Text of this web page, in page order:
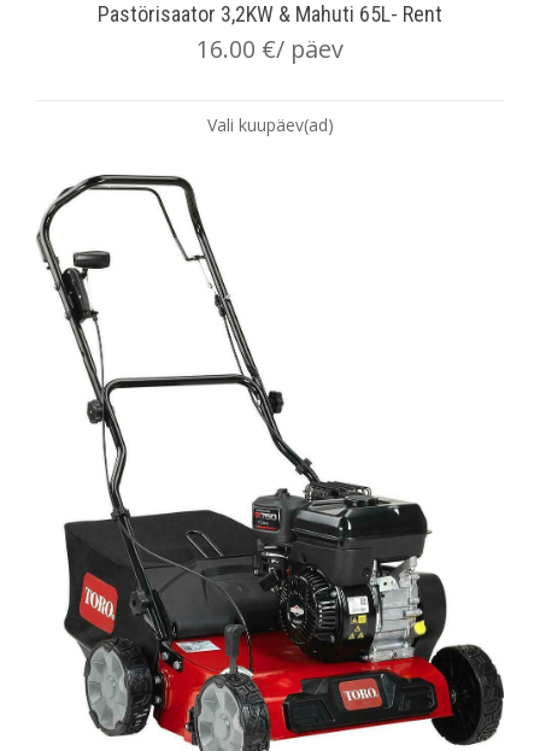
Pastörisaator 3,2KW & Mahuti 65L- Rent
16.00 €/ päev
Vali kuupäev(ad)